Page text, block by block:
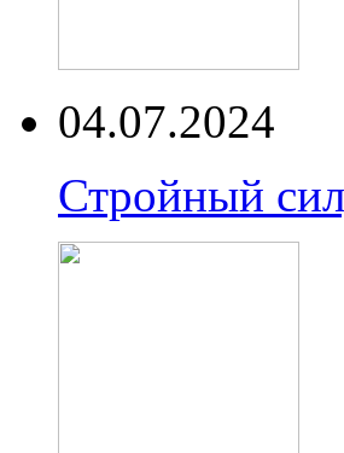
04.07.2024
Стройный